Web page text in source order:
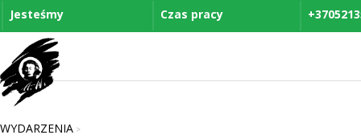
Jesteśmy Czas pracy
WYDARZENIA >